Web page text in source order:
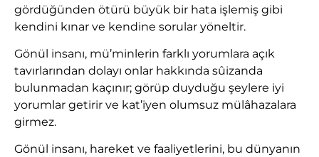
gördüğünden ötürü büyük bir hata işlemiş gibi
kendini kınar ve kendine sorular yöneltir.
Gönül insanı, mü’minlerin farklı yorumlara açık
tavırlarından dolayı onlar hakkında sûizanda
bulunmadan kaçınır; görüp duyduğu şeylere iyi
yorumlar getirir ve kat’iyen olumsuz mülâhazalara
girmez.
Gönül insanı, hareket ve faaliyetlerini, bu dünyanın